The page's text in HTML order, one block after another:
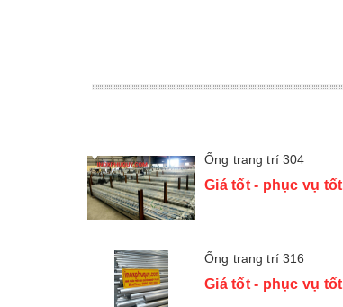
Ống trang trí 304
Giá tốt - phục vụ tốt
Ống trang trí 316
Giá tốt - phục vụ tốt